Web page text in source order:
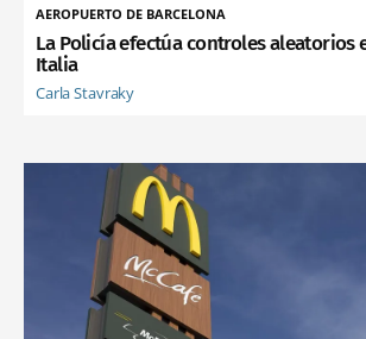
AEROPUERTO DE BARCELONA
La Policía efectúa controles aleatorios
Italia
Carla Stavraky